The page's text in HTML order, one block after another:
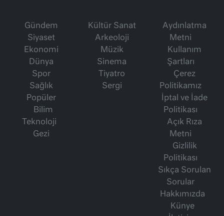
Gündem
Siyaset
Ekonomi
Dünya
Spor
Sağlık
Popüler
Bilim
Teknoloji
Gezi
Kültür Sanat
Arkeoloji
Müzik
Sinema
Tiyatro
Sergi
Aydınlatma
Metni
Kullanım
Şartları
Çerez
Politikamız
İptal ve İade
Politikası
Açık Rıza
Metni
Gizlilik
Politikası
Sıkça Sorulan
Sorular
Hakkımızda
Künye